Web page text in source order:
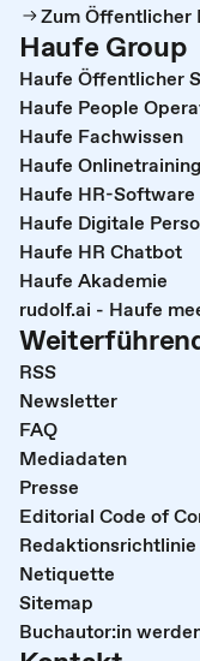
Zum Öffentlicher
Haufe Group
Haufe Öffentlicher
Haufe People
Haufe Fachwissen
Haufe Onlinetraining
Haufe HR-Software
Haufe Digitale
Haufe HR Chatbot
Haufe Akademie
rudolf.ai - Haufe
RSS
Newsletter
FAQ
Mediadaten
Presse
Editorial Code of
Netiquette
Sitemap
Buchautor:in